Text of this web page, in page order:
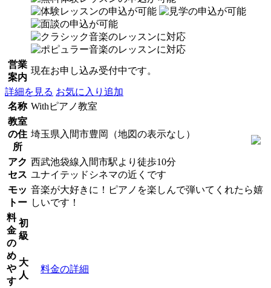
営業
案内
現在お申し込み受付中です。
詳細を見る お気に入り追加
名称 Withピアノ教室
教室
の住
所
埼玉県入間市豊岡（地図の表示なし）
アク
セス
西武池袋線入間市駅より徒歩10分
ユナイテッドシネマの近くです
モッ
トー
音楽が大好きに！ピアノを楽しんで弾いてくれたら嬉
しいです！
料
金
の
め
や
す
初
級
大
人
料金の詳細